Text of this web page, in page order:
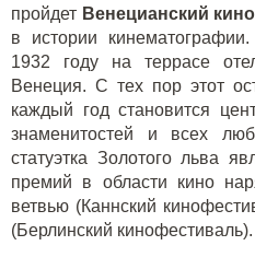
пройдет Венецианский
в истории
1932 году на террасе
Венеция. С тех пор этот
каждый год становится
знаменитостей и всех
статуэтка Золотого льва
премий в области кино
ветвью (Каннский
(Берлинский кинофестиваль).